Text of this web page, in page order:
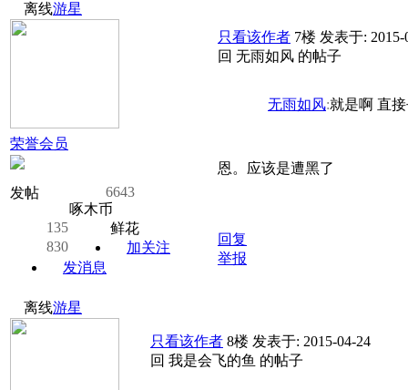
离线游星
荣誉会员
发帖
6643
啄木币
135
鲜花
830
加关注
发消息
只看该作者 7楼 发表于: 2015-
回 无雨如风 的帖子
无雨如风:就是啊 直
恩。应该是遭黑了
回复
举报
离线游星
只看该作者 8楼 发表于: 2015-04-24
回 我是会飞的鱼 的帖子